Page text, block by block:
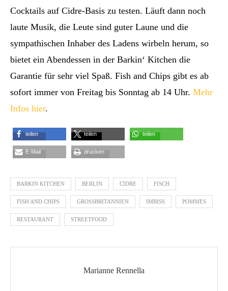
Cocktails auf Cidre-Basis zu testen. Läuft dann noch
laute Musik, die Leute sind guter Laune und die
sympathischen Inhaber des Ladens wirbeln herum, so
bietet ein Abendessen in der Barkin‘ Kitchen die
Garantie für sehr viel Spaß. Fish and Chips gibt es ab
sofort immer von Freitag bis Sonntag ab 14 Uhr. Mehr
Infos hier.
teilen teilen teilen
E-Mail drucken
BARKIN KITCHEN BERLIN CIDRE FISCH
FISH AND CHIPS GROSSBRITANNIEN IMBISS POMMES
RESTAURANT STREETFOOD
Marianne Rennella